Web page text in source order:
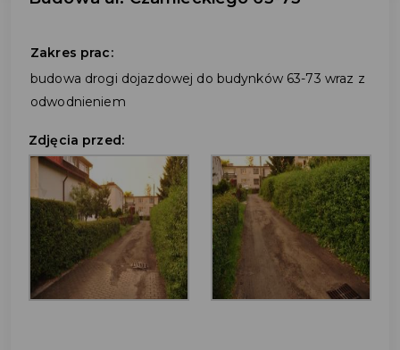
Zakres prac:
budowa drogi dojazdowej do budynków 63-73 wraz z
odwodnieniem
Zdjęcia przed: